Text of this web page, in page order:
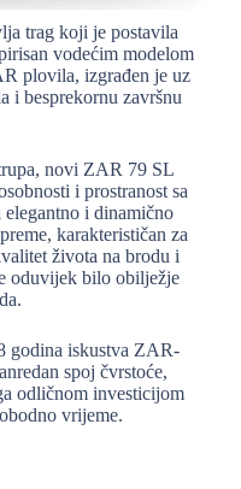
trag koji je postavila
vodećim modelom
plovila, izgrađen je uz
i besprekornu završnu
novi ZAR 79 SL
i prostranost sa
i dinamično
karakterističan za
života na brodu i
oduvijek bilo obilježje
godina iskustva ZAR-
spoj čvrstoće,
odličnom investicijom
vrijeme.